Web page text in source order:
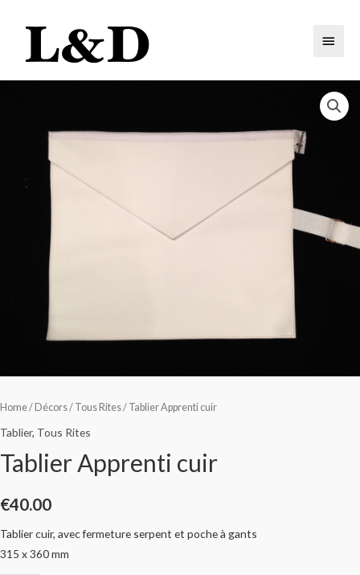
Home/ Décors/ Tous Rites/ Tablier Apprenti cuir
Tablier, Tous Rites
Tablier Apprenti cuir
€40.00
Tablier cuir, avec fermeture serpent et poche à gants
315 x 360 mm